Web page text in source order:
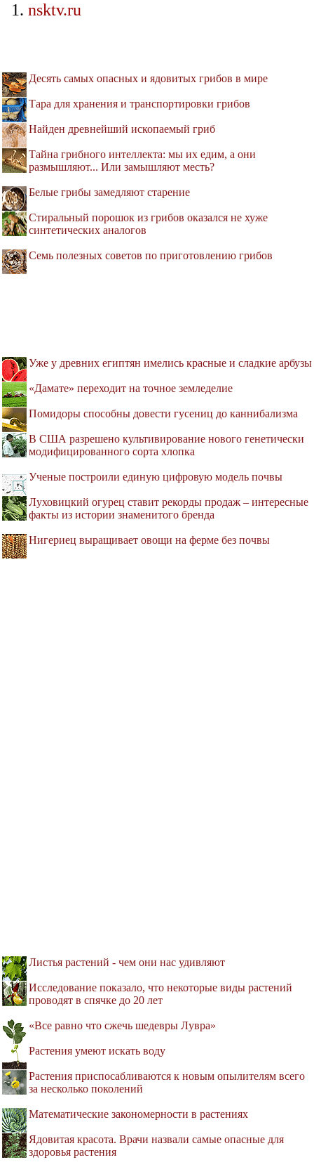
nsktv.ru
Десять самых опасных и ядовитых грибов в мире
Тара для хранения и транспортировки грибов
Найден древнейший ископаемый гриб
Тайна грибного интеллекта: мы их едим, а они
размышляют... Или замышляют месть?
Белые грибы замедляют старение
Стиральный порошок из грибов оказался не хуже
синтетических аналогов
Семь полезных советов по приготовлению грибов
Уже у древних египтян имелись красные и сладкие арбузы
«Дамате» переходит на точное земледелие
Помидоры способны довести гусениц до каннибализма
В США разрешено культивирование нового генетически
модифицированного сорта хлопка
Ученые построили единую цифровую модель почвы
Луховицкий огурец ставит рекорды продаж – интересные
факты из истории знаменитого бренда
Нигериец выращивает овощи на ферме без почвы
Листья растений - чем они нас удивляют
Исследование показало, что некоторые виды растений
проводят в спячке до 20 лет
«Все равно что сжечь шедевры Лувра»
Растения умеют искать воду
Растения приспосабливаются к новым опылителям всего
за несколько поколений
Математические закономерности в растениях
Ядовитая красота. Врачи назвали самые опасные для
здоровья растения